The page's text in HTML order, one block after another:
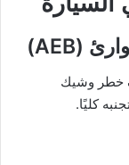
(AEB)
خطر وشيك
كليًا.